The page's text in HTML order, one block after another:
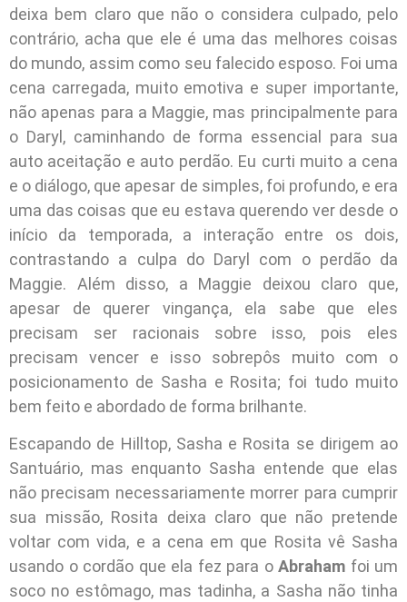
deixa bem claro que não o considera culpado, pelo
contrário, acha que ele é uma das melhores coisas
do mundo, assim como seu falecido esposo. Foi uma
cena carregada, muito emotiva e super importante,
não apenas para a Maggie, mas principalmente para
o Daryl, caminhando de forma essencial para sua
auto aceitação e auto perdão. Eu curti muito a cena
e o diálogo, que apesar de simples, foi profundo, e era
uma das coisas que eu estava querendo ver desde o
início da temporada, a interação entre os dois,
contrastando a culpa do Daryl com o perdão da
Maggie. Além disso, a Maggie deixou claro que,
apesar de querer vingança, ela sabe que eles
precisam ser racionais sobre isso, pois eles
precisam vencer e isso sobrepôs muito com o
posicionamento de Sasha e Rosita; foi tudo muito
bem feito e abordado de forma brilhante.
Escapando de Hilltop, Sasha e Rosita se dirigem ao
Santuário, mas enquanto Sasha entende que elas
não precisam necessariamente morrer para cumprir
sua missão, Rosita deixa claro que não pretende
voltar com vida, e a cena em que Rosita vê Sasha
usando o cordão que ela fez para o Abraham foi um
soco no estômago, mas tadinha, a Sasha não tinha